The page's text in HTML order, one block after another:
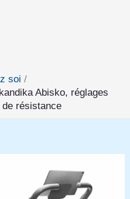
soi
Abisko, réglages
résistance